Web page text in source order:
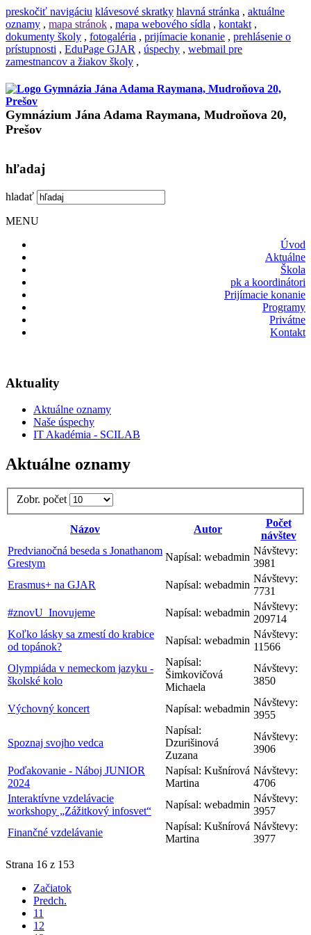
preskočiť navigáciu klávesové skratky hlavná stránka , aktuálne
oznamy , mapa stránok , mapa webového sídla , kontakt ,
dokumenty školy , fotogaléria , prijímacie konanie , prehlásenie o
prístupnosti , EduPage GJAR , úspechy , webmail pre
zamestnancov a žiakov školy ,
Gymnázium Jána Adama Raymana, Mudroňova 20,
Prešov
hľadaj
hladať
MENU
Úvod
Aktuálne
Škola
pk a koordinátori
Prijímacie konanie
Programy
Privátne
Kontakt
Aktuality
Aktuálne oznamy
Naše úspechy
IT Akadémia - SCILAB
Aktuálne oznamy
Zobr. počet
Názov Autor
Počet
návštev
Predvianočná beseda s Jonathanom
Grestym
Napísal: webadmin
Návštevy:
3981
Erasmus+ na GJAR
Napísal: webadmin
Návštevy:
7731
#znovU_Inovujeme
Napísal: webadmin
Návštevy:
209714
Koľko lásky sa zmestí do krabice
od topánok?
Napísal: webadmin
Návštevy:
11566
Olympiáda v nemeckom jazyku -
školské kolo
Napísal:
Šimkovičová
Michaela
Návštevy:
3850
Výchovný koncert Napísal: webadmin
Návštevy:
3955
Spoznaj svojho vedca
Napísal:
Dzurišinová
Zuzana
Návštevy:
3906
Poďakovanie - Náboj JUNIOR
2024
Napísal: Kušnírová
Martina
Návštevy:
4706
Interaktívne vzdelávacie
workshopy „Zážitkový infosvet“
Napísal: webadmin
Návštevy:
3957
Finančné vzdelávanie
Napísal: Kušnírová
Martina
Návštevy:
3977
Strana 16 z 153
Začiatok
Predch.
11
12